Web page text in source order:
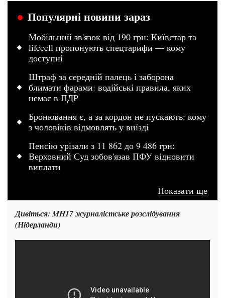
Популярні новини зараз
Мобільний зв'язок від 190 грн: Київстар та
lifecell пропонують спецтарифи — кому
доступні
Штраф за середній палець і заборона
блимати фарами: водійські правила, яких
немає в ПДР
Бронювання є, а за кордон не пускають: кому
з чоловіків відмовлять у виїзді
Пенсію урізали з 11 862 до 9 486 грн:
Верховний Суд зобов'язав ПФУ відновити
виплати
Показати ще
Дивіться: MH17 журналістське розслідування
(Нідерланди)